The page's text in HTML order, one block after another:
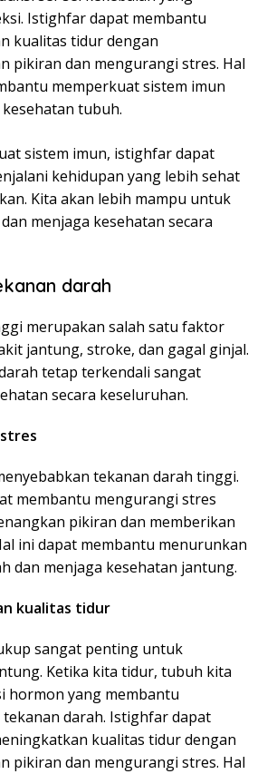
Istighfar dapat membantu
kualitas tidur dengan
pikiran dan mengurangi stres. Hal
memperkuat sistem imun
tubuh.
sistem imun, istighfar dapat
kehidupan yang lebih sehat
Kita akan lebih mampu untuk
menjaga kesehatan secara
darah
merupakan salah satu faktor
jantung, stroke, dan gagal ginjal.
tetap terkendali sangat
secara keseluruhan.
tekanan darah tinggi.
membantu mengurangi stres
pikiran dan memberikan
ini dapat membantu menurunkan
dan menjaga kesehatan jantung.
kualitas tidur
sangat penting untuk
Ketika kita tidur, tubuh kita
hormon yang membantu
darah. Istighfar dapat
kualitas tidur dengan
pikiran dan mengurangi stres. Hal